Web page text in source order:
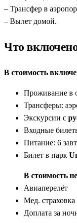
– Трансфер в
– Вылет домой.
Что
В стоимость
Проживание в
Трансферы:
Экскурсии с
Входные
Питание: 6
Билет в парк
В стоимость
Авиаперелёт
Мед. страховка
Доплата за